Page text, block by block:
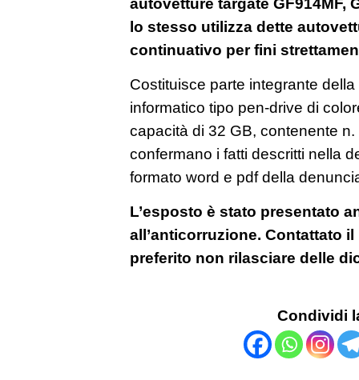
lo stesso utilizza dette
continuativo per fini
Costituisce parte integrante
informatico tipo pen-drive di
capacità di 32 GB, contenente
confermano i fatti descritti nella
formato word e pdf della
L’esposto è stato presentato
all’anticorruzione. Contattato
preferito non rilasciare delle
Condividi